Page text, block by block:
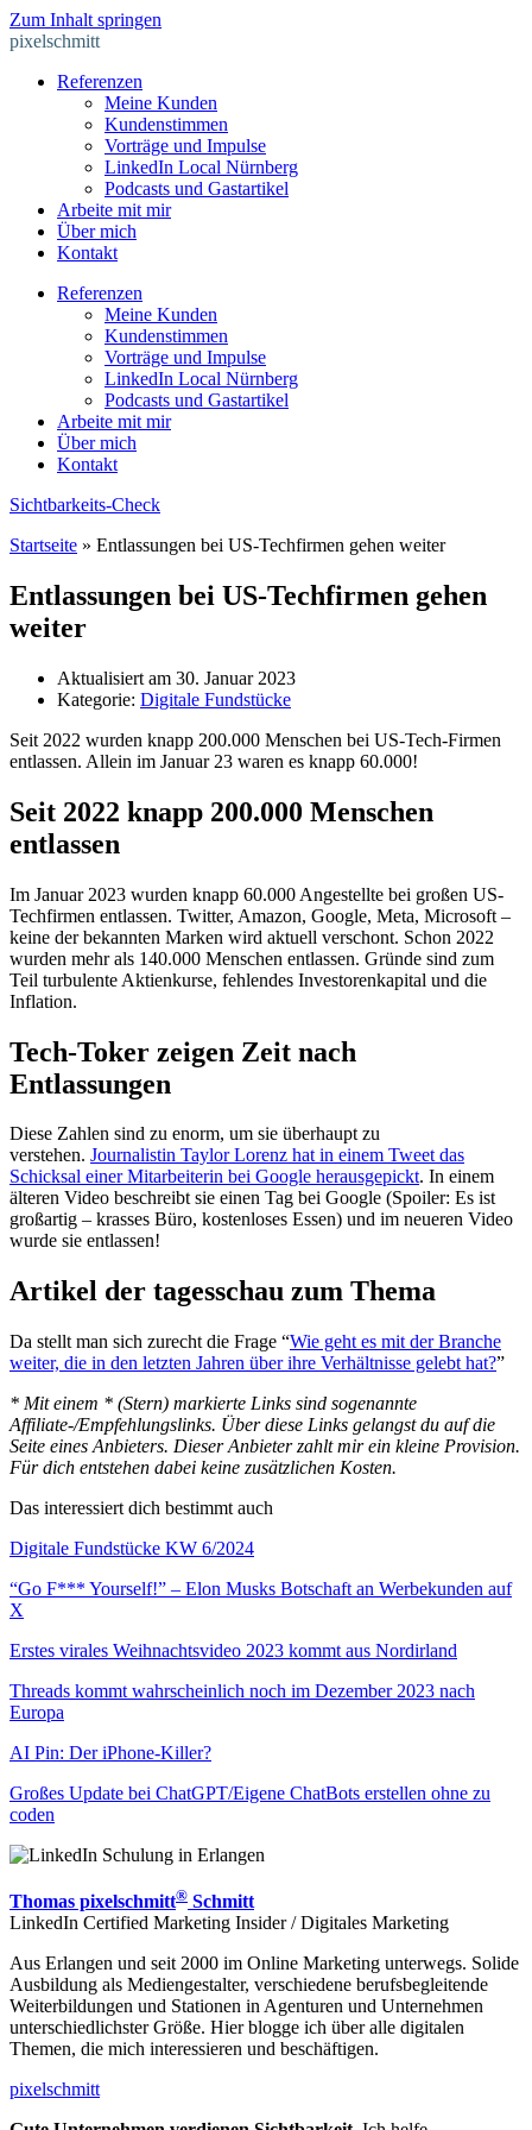
Zum Inhalt springen
pixelschmitt
Referenzen
Meine Kunden
Kundenstimmen
Vorträge und Impulse
LinkedIn Local Nürnberg
Podcasts und Gastartikel
Arbeite mit mir
Über mich
Kontakt
Referenzen
Meine Kunden
Kundenstimmen
Vorträge und Impulse
LinkedIn Local Nürnberg
Podcasts und Gastartikel
Arbeite mit mir
Über mich
Kontakt
Sichtbarkeits-Check
Startseite » Entlassungen bei US-Techfirmen gehen weiter
Entlassungen bei US-Techfirmen gehen
weiter
Aktualisiert am 30. Januar 2023
Kategorie: Digitale Fundstücke
Seit 2022 wurden knapp 200.000 Menschen bei US-Tech-Firmen
entlassen. Allein im Januar 23 waren es knapp 60.000!
Seit 2022 knapp 200.000 Menschen
entlassen
Im Januar 2023 wurden knapp 60.000 Angestellte bei großen US-
Techfirmen entlassen. Twitter, Amazon, Google, Meta, Microsoft –
keine der bekannten Marken wird aktuell verschont. Schon 2022
wurden mehr als 140.000 Menschen entlassen. Gründe sind zum
Teil turbulente Aktienkurse, fehlendes Investorenkapital und die
Inflation.
Tech-Toker zeigen Zeit nach
Entlassungen
Diese Zahlen sind zu enorm, um sie überhaupt zu
verstehen. Journalistin Taylor Lorenz hat in einem Tweet das
Schicksal einer Mitarbeiterin bei Google herausgepickt. In einem
älteren Video beschreibt sie einen Tag bei Google (Spoiler: Es ist
großartig – krasses Büro, kostenloses Essen) und im neueren Video
wurde sie entlassen!
Artikel der tagesschau zum Thema
Da stellt man sich zurecht die Frage “Wie geht es mit der Branche
weiter, die in den letzten Jahren über ihre Verhältnisse gelebt hat?”
* Mit einem * (Stern) markierte Links sind sogenannte
Affiliate-/Empfehlungslinks. Über diese Links gelangst du auf die
Seite eines Anbieters. Dieser Anbieter zahlt mir ein kleine Provision.
Für dich entstehen dabei keine zusätzlichen Kosten.
Das interessiert dich bestimmt auch
Digitale Fundstücke KW 6/2024
“Go F*** Yourself!” – Elon Musks Botschaft an Werbekunden auf
X
Erstes virales Weihnachtsvideo 2023 kommt aus Nordirland
Threads kommt wahrscheinlich noch im Dezember 2023 nach
Europa
AI Pin: Der iPhone-Killer?
Großes Update bei ChatGPT/Eigene ChatBots erstellen ohne zu
coden
Thomas pixelschmitt® Schmitt
LinkedIn Certified Marketing Insider / Digitales Marketing
Aus Erlangen und seit 2000 im Online Marketing unterwegs. Solide
Ausbildung als Mediengestalter, verschiedene berufsbegleitende
Weiterbildungen und Stationen in Agenturen und Unternehmen
unterschiedlichster Größe. Hier blogge ich über alle digitalen
Themen, die mich interessieren und beschäftigen.
pixelschmitt